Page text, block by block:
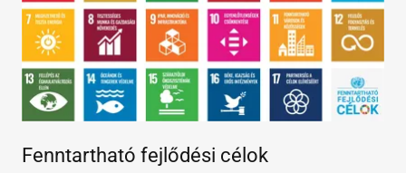
Fenntartható fejlődési célok